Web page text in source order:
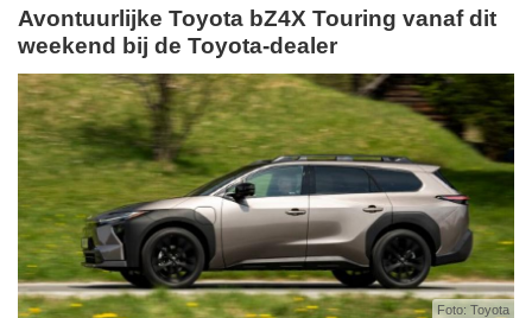
Avontuurlijke Toyota bZ4X Touring vanaf dit
weekend bij de Toyota-dealer
Foto: Toyota